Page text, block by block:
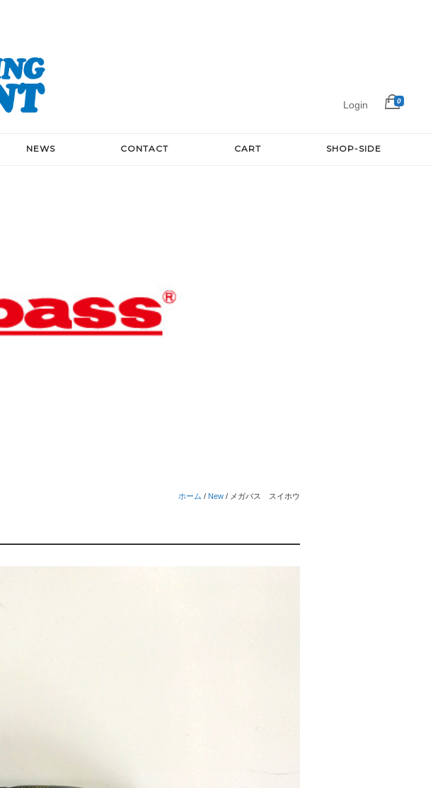
Login 0
NEWS CONTACT CART SHOP-SIDE
ホーム / New/ メガバス スイホウ